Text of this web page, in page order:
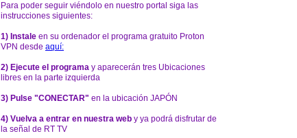
Para poder seguir viéndolo en nuestro portal siga las
instrucciones siguientes:
1) Instale en su ordenador el programa gratuito Proton
VPN desde aquí:
2) Ejecute el programa y aparecerán tres Ubicaciones
libres en la parte izquierda
3) Pulse "CONECTAR" en la ubicación JAPÓN
4) Vuelva a entrar en nuestra web y ya podrá disfrutar de
la señal de RT TV